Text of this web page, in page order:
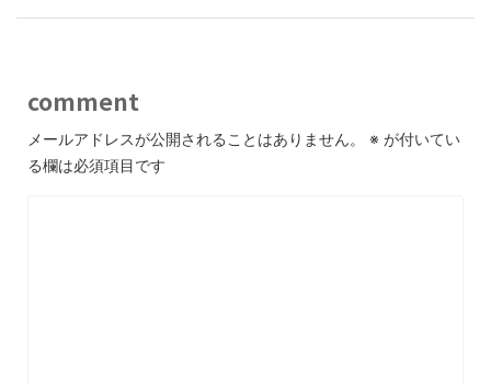
comment
メールアドレスが公開されることはありません。 ※ が付いてい
る欄は必須項目です